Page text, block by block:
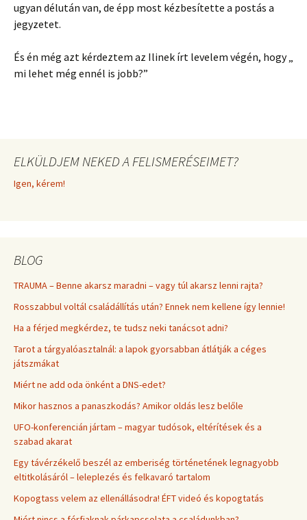
ugyan délután van, de épp most kézbesítette a postás a
jegyzetet.
És én még azt kérdeztem az Ilinek írt levelem végén, hogy „
mi lehet még ennél is jobb?”
ELKÜLDJEM NEKED A FELISMERÉSEIMET?
Igen, kérem!
BLOG
TRAUMA – Benne akarsz maradni – vagy túl akarsz lenni rajta?
Rosszabbul voltál családállítás után? Ennek nem kellene így lennie!
Ha a férjed megkérdez, te tudsz neki tanácsot adni?
Tarot a tárgyalóasztalnál: a lapok gyorsabban átlátják a céges
játszmákat
Miért ne add oda önként a DNS-edet?
Mikor hasznos a panaszkodás? Amikor oldás lesz belőle
UFO-konferencián jártam – magyar tudósok, eltérítések és a
szabad akarat
Egy távérzékelő beszél az emberiség történetének legnagyobb
eltitkolásáról – leleplezés és felkavaró tartalom
Kopogtass velem az ellenállásodra! ÉFT videó és kopogtatás